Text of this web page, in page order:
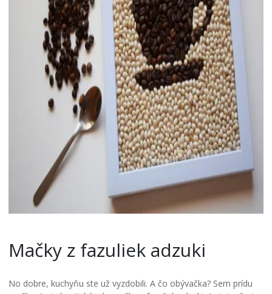
Mačky z fazuliek adzuki
No dobre, kuchyňu ste už vyzdobili. A čo obývačka? Sem prídu